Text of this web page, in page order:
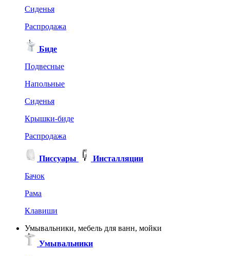
Сиденья
Распродажа
Биде
Подвесные
Напольные
Сиденья
Крышки-биде
Распродажа
Писсуары
Инсталляции
Бачок
Рама
Клавиши
Умывальники, мебель для ванн, мойки
Умывальники